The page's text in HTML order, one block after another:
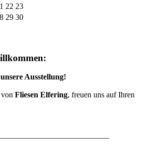
22 23
29 30
Ausstellung!
Fliesen Elfering, freuen uns auf Ihren